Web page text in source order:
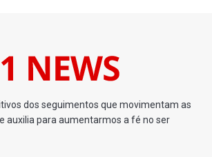
dos seguimentos que movimentam as
auxilia para aumentarmos a fé no ser